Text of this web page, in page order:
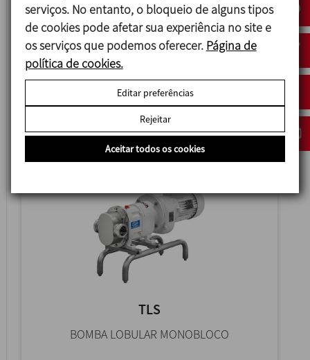
SLRT
BOMBA DE DESCARGA DE CAMINHÃO TANQUE
TLS
BOMBA LOBULAR MONOBLOCO
serviços. No entanto, o bloqueio de alguns tipos
de cookies pode afetar sua experiência no site e
os serviços que podemos oferecer. Página de
política de cookies.
Editar preferências
Rejeitar
Aceitar todos os cookies